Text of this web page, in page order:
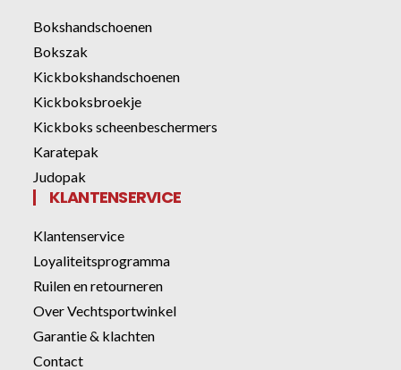
Bokshandschoenen
Bokszak
Kickbokshandschoenen
Kickboksbroekje
Kickboks scheenbeschermers
Karatepak
Judopak
KLANTENSERVICE
Klantenservice
Loyaliteitsprogramma
Ruilen en retourneren
Over Vechtsportwinkel
Garantie & klachten
Contact